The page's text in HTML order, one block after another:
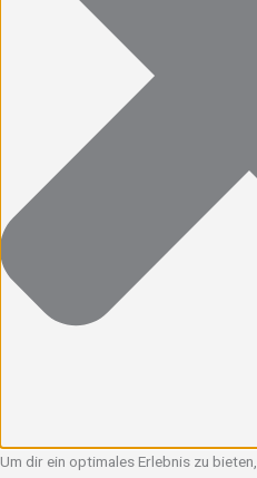
Um dir ein optimales Erlebnis zu